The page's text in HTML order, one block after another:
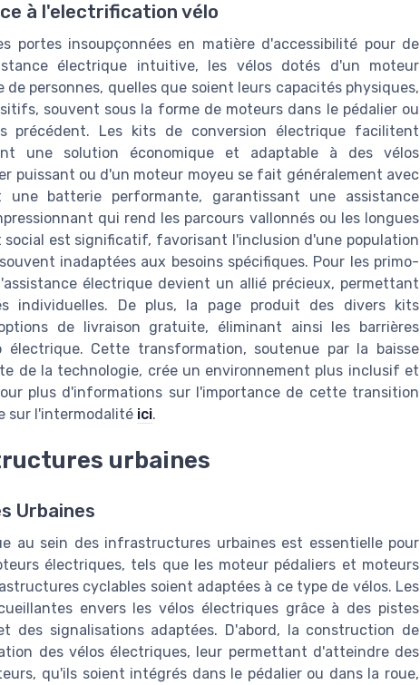
à l'electrification vélo
portes insoupçonnées en matière d'accessibilité pour de
électrique intuitive, les vélos dotés d'un moteur
personnes, quelles que soient leurs capacités physiques,
souvent sous la forme de moteurs dans le pédalier ou
précédent. Les kits de conversion électrique facilitent
une solution économique et adaptable à des vélos
puissant ou d'un moteur moyeu se fait généralement avec
batterie performante, garantissant une assistance
qui rend les parcours vallonnés ou les longues
social est significatif, favorisant l'inclusion d'une population
inadaptées aux besoins spécifiques. Pour les primo-
électrique devient un allié précieux, permettant
individuelles. De plus, la page produit des divers kits
de livraison gratuite, éliminant ainsi les barrières
Cette transformation, soutenue par la baisse
de la technologie, crée un environnement plus inclusif et
plus d'informations sur l'importance de cette transition
sur l'intermodalité ici.
urbaines
Urbaines
au sein des infrastructures urbaines est essentielle pour
électriques, tels que les moteur pédaliers et moteurs
cyclables soient adaptées à ce type de vélos. Les
envers les vélos électriques grâce à des pistes
des signalisations adaptées. D'abord, la construction de
des vélos électriques, leur permettant d'atteindre des
qu'ils soient intégrés dans le pédalier ou dans la roue,